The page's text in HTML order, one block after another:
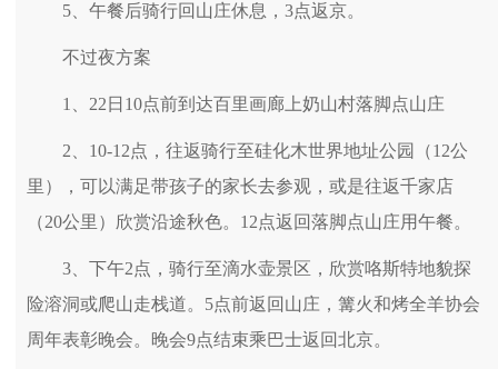
5、午餐后骑行回山庄休息，3点返京。
不过夜方案
1、22日10点前到达百里画廊上奶山村落脚点山庄
2、10-12点，往返骑行至硅化木世界地址公园（12公
里），可以满足带孩子的家长去参观，或是往返千家店
（20公里）欣赏沿途秋色。12点返回落脚点山庄用午餐。
3、下午2点，骑行至滴水壶景区，欣赏咯斯特地貌探
险溶洞或爬山走栈道。5点前返回山庄，篝火和烤全羊协会
周年表彰晚会。晚会9点结束乘巴士返回北京。